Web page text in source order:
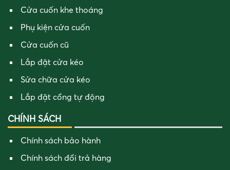
Cửa cuốn khe thoáng
Phụ kiện cửa cuốn
Cửa cuốn cũ
Lắp đặt cửa kéo
Sửa chữa cửa kéo
Lắp đặt cổng tự động
CHÍNH SÁCH
Chính sách bảo hành
Chính sách đổi trả hàng